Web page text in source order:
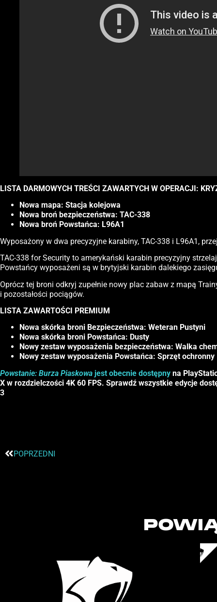
LISTA DARMOWYCH TREŚCI ZAWARTYCH W OPERACJI:
Nowa mapa: Stacja kolejowa
Nowa broń bezpieczeństwa: TAC-338
Nowa broń Powstańca: L96A1
Wyposażony w dwa precyzyjne karabiny, TAC-338 i L96A1,
TAC-338 for Security to amerykański karabin precyzyjny
Powstańcy wyposażeni są w brytyjski karabin dalekiego
Oprócz tej broni odkryj zupełnie nowy plac zabaw z mapą
i pozostałości pociągów.
LISTA ZAWARTOŚCI PREMIUM
Nowa skórka broni Bezpieczeństwa: Weteran Pustyni
Nowa skórka broni Powstańca: Dusty
Nowy zestaw wyposażenia bezpieczeństwa: Walka
Nowy zestaw wyposażenia Powstańca: Sprzęt ochronny
Powstanie: Burza Piaskowa jest obecnie dostępny na
X w rozdzielczości 4K 60 FPS. Sprawdź wszystkie edycje
3
POPRZEDNI